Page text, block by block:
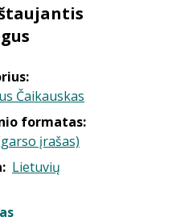
Čaikauskas
formatas:
įrašas)
Lietuvių